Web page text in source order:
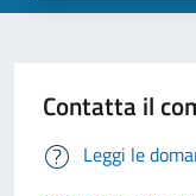
Contatta il
Leggi le